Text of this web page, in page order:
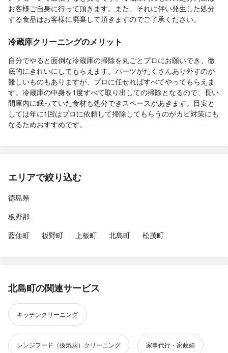
お客様ご自身に行って頂きます。また、それに伴い発生した処分
する食品はお客様に廃棄して頂きますのでご了承ください。
冷蔵庫クリーニングのメリット
自分でやると面倒な冷蔵庫の掃除を丸ごとプロにお願いでき、徹
底的にきれいにしてもらえます。パーツがたくさんあり外すのが
難しいものもありますが、プロに任せればすべてやってもらえま
す。冷蔵庫の中身を1度すべて取り出しての掃除となるので、長い
間庫内に眠っていた食材も処分できスペースがあきます。目安と
しては年に1回はプロに依頼して掃除してもらうのがカビ対策にも
なるためおすすめです。
エリアで絞り込む
徳島県
板野郡
藍住町
板野町 上板町 北島町 松茂町
北島町の関連サービス
キッチンクリーニング
レンジフード（換気扇）クリーニング 家事代行・家政婦